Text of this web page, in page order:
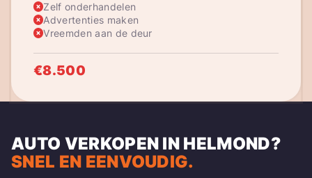
Zelf onderhandelen
Advertenties maken
Vreemden aan de deur
€8.500
AUTO VERKOPEN IN HELMOND?
SNEL EN EENVOUDIG.